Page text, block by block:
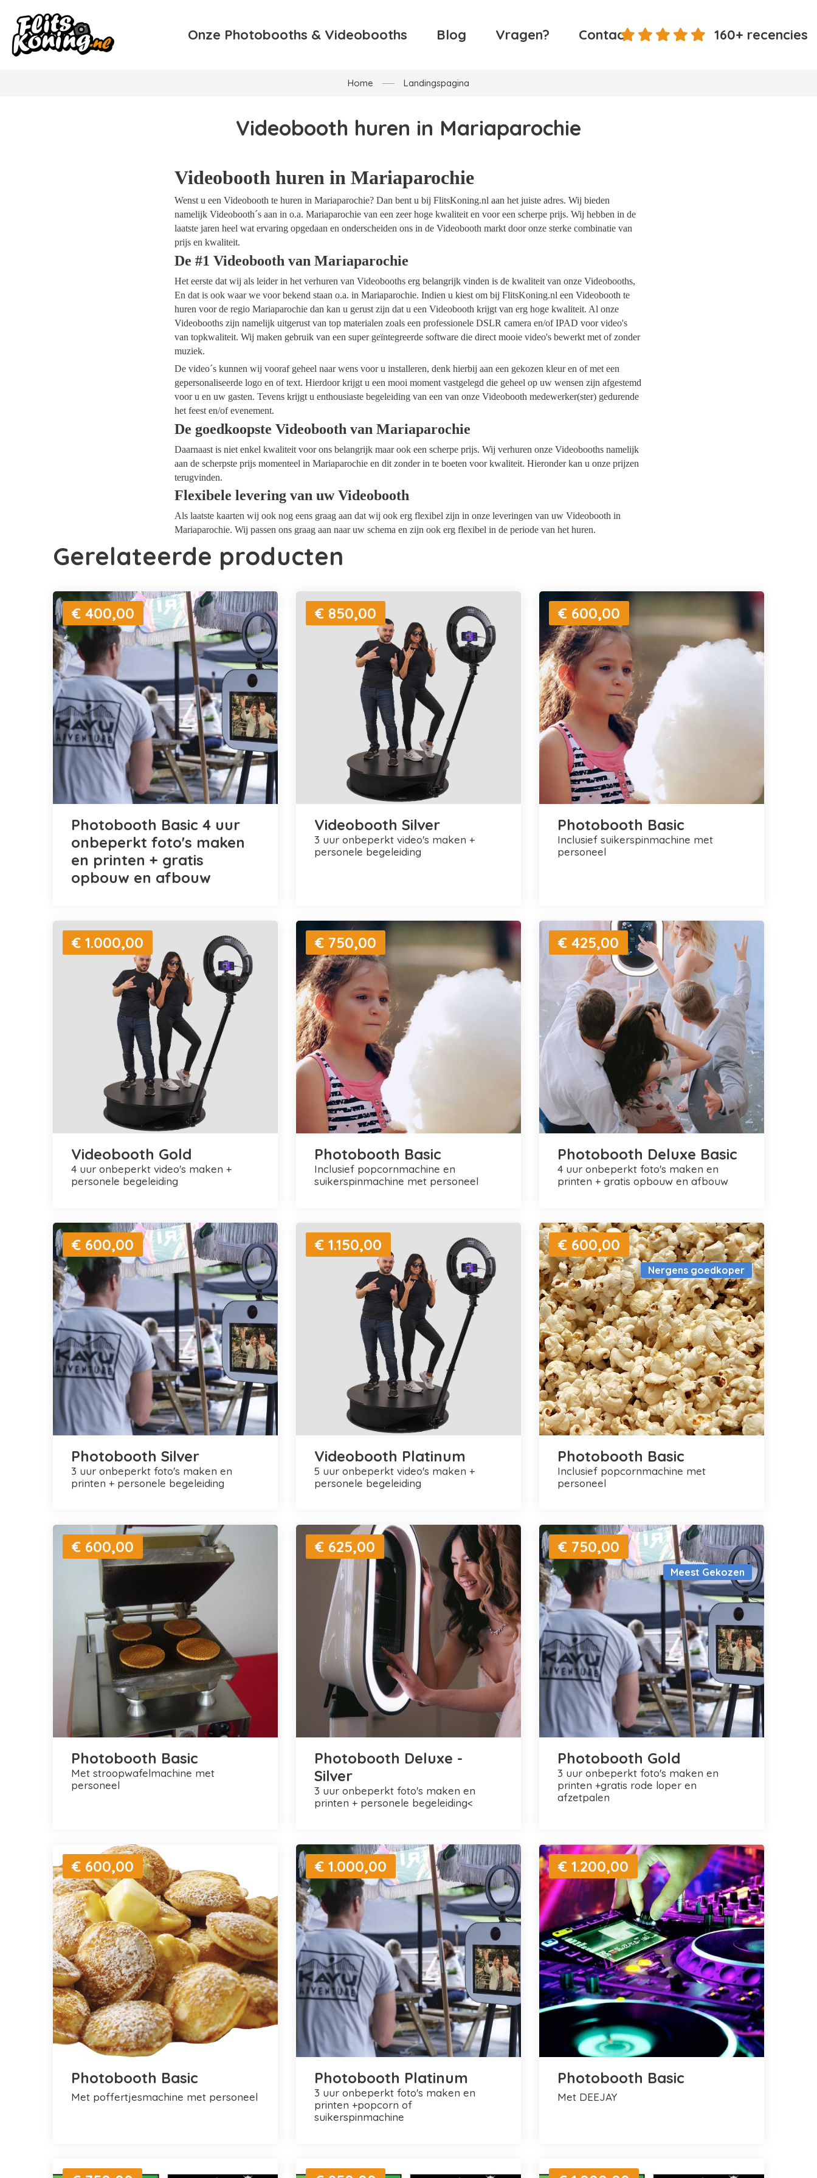
Onze Photobooths & Videobooths Blog Vragen? Contact 160+ recencies
Home Landingspagina
Videobooth huren in Mariaparochie
Videobooth huren in Mariaparochie
Wenst u een Videobooth te huren in Mariaparochie? Dan bent u bij FlitsKoning.nl aan het juiste adres. Wij bieden
namelijk Videobooth´s aan in o.a. Mariaparochie van een zeer hoge kwaliteit en voor een scherpe prijs. Wij hebben in de
laatste jaren heel wat ervaring opgedaan en onderscheiden ons in de Videobooth markt door onze sterke combinatie van
prijs en kwaliteit.
De #1 Videobooth van Mariaparochie
Het eerste dat wij als leider in het verhuren van Videobooths erg belangrijk vinden is de kwaliteit van onze Videobooths,
En dat is ook waar we voor bekend staan o.a. in Mariaparochie. Indien u kiest om bij FlitsKoning.nl een Videobooth te
huren voor de regio Mariaparochie dan kan u gerust zijn dat u een Videobooth krijgt van erg hoge kwaliteit. Al onze
Videobooths zijn namelijk uitgerust van top materialen zoals een professionele DSLR camera en/of IPAD voor video's
van topkwaliteit. Wij maken gebruik van een super geïntegreerde software die direct mooie video's bewerkt met of zonder
muziek.
De video´s kunnen wij vooraf geheel naar wens voor u installeren, denk hierbij aan een gekozen kleur en of met een
gepersonaliseerde logo en of text. Hierdoor krijgt u een mooi moment vastgelegd die geheel op uw wensen zijn afgestemd
voor u en uw gasten. Tevens krijgt u enthousiaste begeleiding van een van onze Videobooth medewerker(ster) gedurende
het feest en/of evenement.
De goedkoopste Videobooth van Mariaparochie
Daarnaast is niet enkel kwaliteit voor ons belangrijk maar ook een scherpe prijs. Wij verhuren onze Videobooths namelijk
aan de scherpste prijs momenteel in Mariaparochie en dit zonder in te boeten voor kwaliteit. Hieronder kan u onze prijzen
terugvinden.
Flexibele levering van uw Videobooth
Als laatste kaarten wij ook nog eens graag aan dat wij ook erg flexibel zijn in onze leveringen van uw Videobooth in
Mariaparochie. Wij passen ons graag aan naar uw schema en zijn ook erg flexibel in de periode van het huren.
Gerelateerde producten
€ 400,00
Photobooth Basic 4 uur
onbeperkt foto's maken
en printen + gratis
opbouw en afbouw
€ 850,00
Videobooth Silver
3 uur onbeperkt video's maken +
personele begeleiding
€ 600,00
Photobooth Basic
inclusief suikerspinmachine met
personeel
€ 1.000,00
Videobooth Gold
4 uur onbeperkt video's maken +
personele begeleiding
€ 750,00
Photobooth Basic
inclusief popcornmachine en
suikerspinmachine met personeel
€ 425,00
Photobooth Deluxe Basic
4 uur onbeperkt foto's maken en
printen + gratis opbouw en afbouw
€ 600,00
Photobooth Silver
3 uur onbeperkt foto's maken en
printen + personele begeleiding
€ 1.150,00
Videobooth Platinum
5 uur onbeperkt video's maken +
personele begeleiding
Nergens goedkoper
€ 600,00
Photobooth Basic
inclusief popcornmachine met
personeel
€ 600,00
Photobooth Basic
met stroopwafelmachine met
personeel
€ 625,00
Photobooth Deluxe -
Silver
3 uur onbeperkt foto's maken en
printen + personele begeleiding<
Meest Gekozen
€ 750,00
Photobooth Gold
3 uur onbeperkt foto's maken en
printen +gratis rode loper en
afzetpalen
€ 600,00
Photobooth Basic
met poffertjesmachine met personeel
€ 1.000,00
Photobooth Platinum
3 uur onbeperkt foto's maken en
printen +popcorn of
suikerspinmachine
€ 1.200,00
Photobooth Basic
met DEEJAY